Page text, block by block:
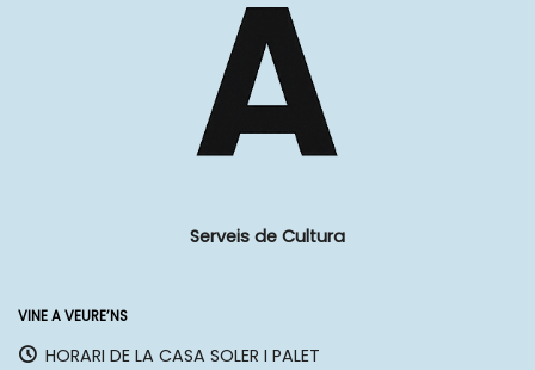
Serveis de Cultura
VINE A VEURE’NS
HORARI DE LA CASA SOLER I PALET